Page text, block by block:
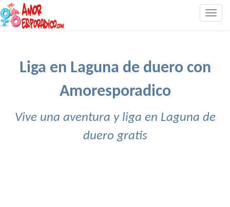
Liga en Laguna de duero con
Amoresporadico
Vive una aventura y liga en Laguna de
duero gratis